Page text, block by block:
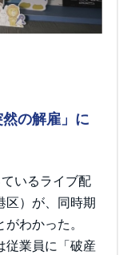
の解雇」に
いるライブ配
区）が、同時期
がわかった。
従業員に「破産